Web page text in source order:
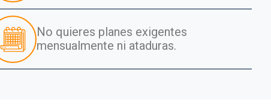
No quieres planes exigentes
mensualmente ni ataduras.